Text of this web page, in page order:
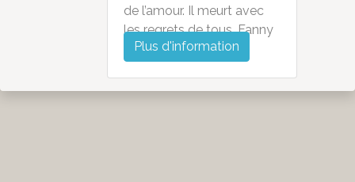
de l’amour. Il meurt avec
les regrets de tous. Fanny
révèle la vérité à son...
Plus d'information